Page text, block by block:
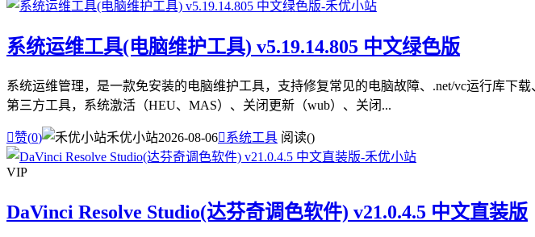
系统运维工具(电脑维护工具) v5.19.14.805 中文绿色版
系统运维管理，是一款免安装的电脑维护工具，支持修复常见的电脑故障、.net/vc运行库下
第三方工具，系统激活（HEU、MAS）、关闭更新（wub）、关闭...
赞(0) 禾优小站2026-08-06系统工具 阅读()
VIP
DaVinci Resolve Studio(达芬奇调色软件) v21.0.4.5 中文直装版